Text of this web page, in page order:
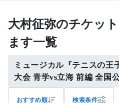
大村征弥のチケッ
ます一覧
ミュージカル『テニスの王
大会 青学vs立海 前編 全国
おすすめ順 検索条件